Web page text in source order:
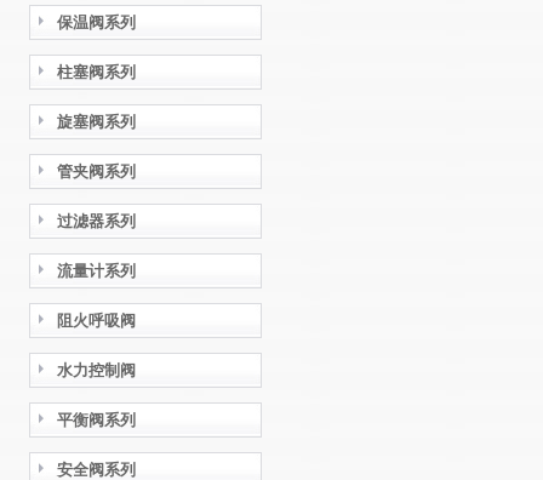
保温阀系列
柱塞阀系列
旋塞阀系列
管夹阀系列
过滤器系列
流量计系列
阻火呼吸阀
水力控制阀
平衡阀系列
安全阀系列